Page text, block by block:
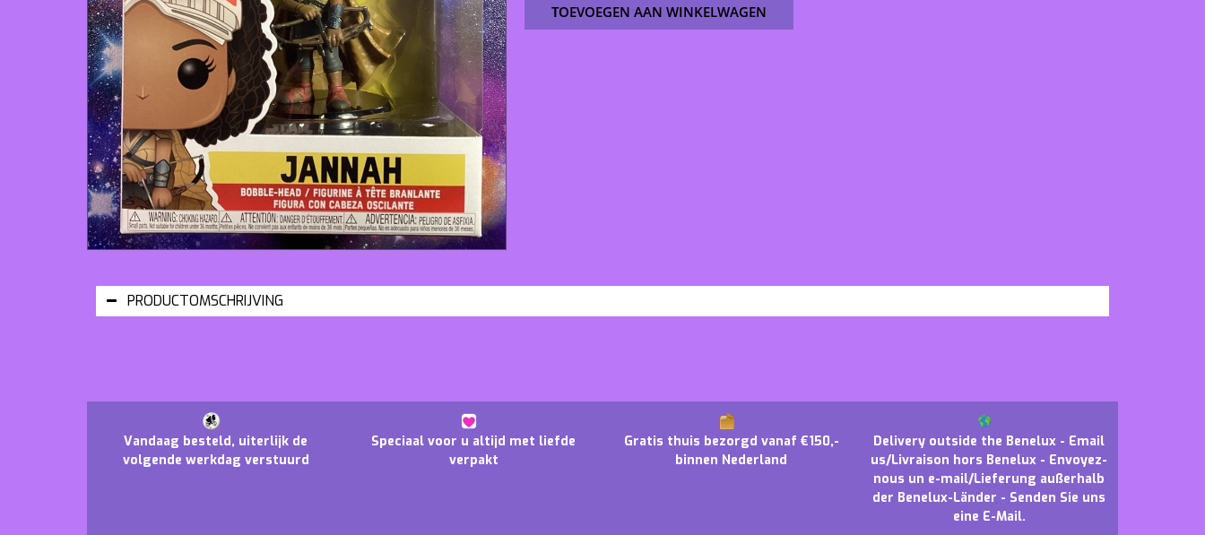
TOEVOEGEN AAN WINKELWAGEN
PRODUCTOMSCHRIJVING
Vandaag besteld, uiterlijk de
volgende werkdag verstuurd
Speciaal voor u altijd met liefde
verpakt
Gratis thuis bezorgd vanaf €150,-
binnen Nederland
Delivery outside the Benelux - Email
us/Livraison hors Benelux - Envoyez-
nous un e-mail/Lieferung außerhalb
der Benelux-Länder - Senden Sie uns
eine E-Mail.